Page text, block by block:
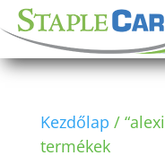
Kezdőlap /
termékek